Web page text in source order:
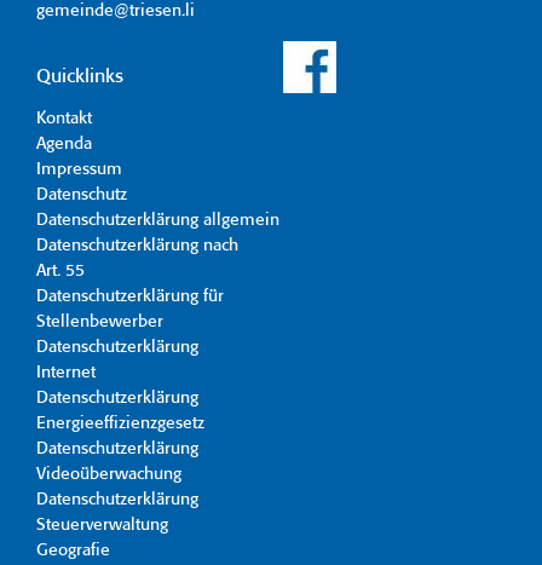
gemeinde@triesen.li
Quicklinks
Kontakt
Agenda
Impressum
Datenschutz
Datenschutzerklärung allgemein
Datenschutzerklärung nach
Art. 55
Datenschutzerklärung für
Stellenbewerber
Datenschutzerklärung
Internet
Datenschutzerklärung
Energieeffizienzgesetz
Datenschutzerklärung
Videoüberwachung
Datenschutzerklärung
Steuerverwaltung
Geografie